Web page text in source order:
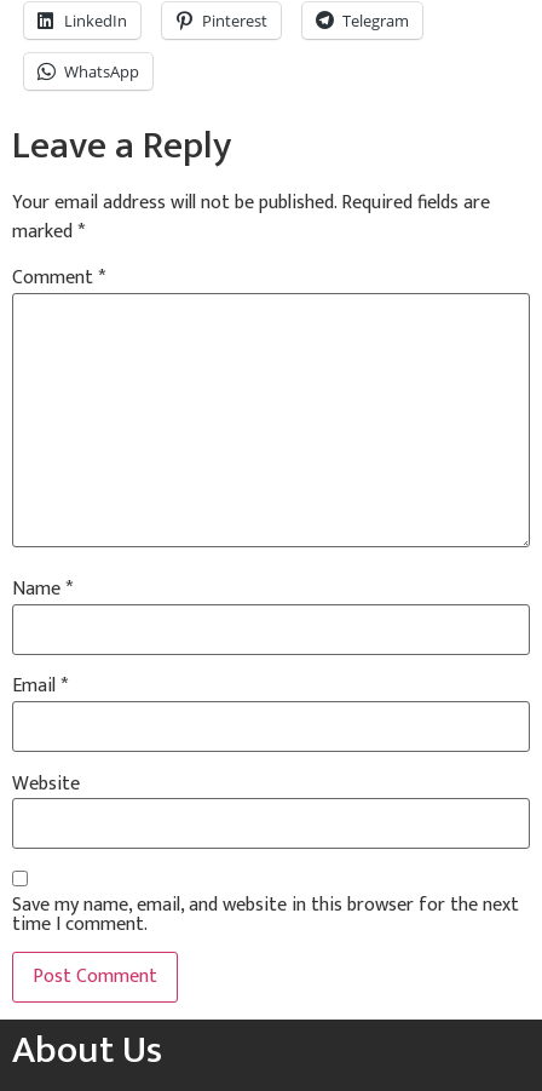
LinkedIn Pinterest Telegram
WhatsApp
Leave a Reply
Your email address will not be published.Required fields are
marked*
Comment*
Name*
Email*
Website
Save my name, email, and website in this browser for the next
time I comment.
About Us